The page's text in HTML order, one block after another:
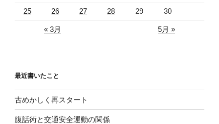
25 26 27 28 29 30
« 3月 5月 »
最近書いたこと
古めかしく再スタート
腹話術と交通安全運動の関係